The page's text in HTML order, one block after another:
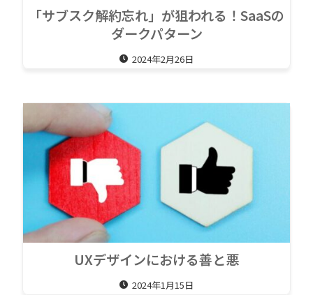
「サブスク解約忘れ」が狙われる！SaaSの
ダークパターン
2024年2月26日
UXデザインにおける善と悪
2024年1月15日